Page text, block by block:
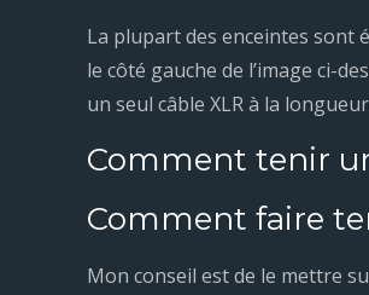
La plupart des enceintes sont
le côté gauche de l’image ci-
un seul câble XLR à la
Comment tenir
Comment faire
Mon conseil est de le mettre